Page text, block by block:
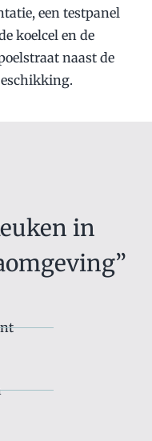
een testpanel
koelcel en de
naast de
in